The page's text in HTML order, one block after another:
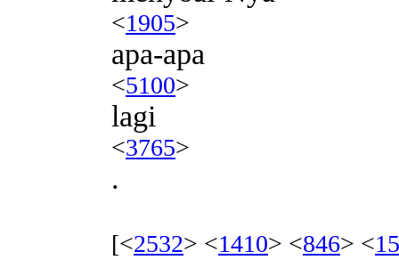
<1905>
apa-apa
<5100>
lagi
<3765>
.
[<2532> <1410> <846> <